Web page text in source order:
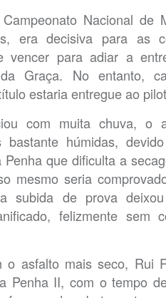
Nacional de
era decisiva para as
vencer para adiar a
Graça. No entanto,
estaria entregue ao
com muita chuva, o
bastante húmidas,
que dificulta a
mesmo seria
subida de prova
felizmente sem
o asfalto mais seco, Rui
Penha II, com o tempo